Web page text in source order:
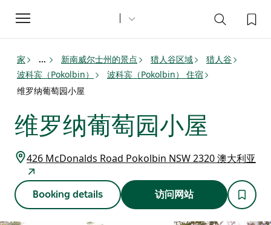
Toggle
navigation
家 ... 新南威尔士州的景点 猎人谷区域
猎人谷
波科宾（Pokolbin）
波科宾（Pokolbin） 住宿
维罗纳葡萄园小屋
维罗纳葡萄园小屋
426 McDonalds Road Pokolbin NSW 2320 澳大利亚
Booking details 访问网站